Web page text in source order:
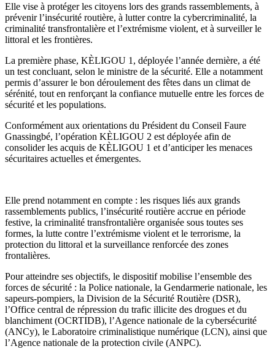
Elle vise à protéger les citoyens lors des grands rassemblements, à
prévenir l’insécurité routière, à lutter contre la cybercriminalité, la
criminalité transfrontalière et l’extrémisme violent, et à surveiller le
littoral et les frontières.
La première phase, KÈLIGOU 1, déployée l’année dernière, a été
un test concluant, selon le ministre de la sécurité. Elle a notamment
permis d’assurer le bon déroulement des fêtes dans un climat de
sérénité, tout en renforçant la confiance mutuelle entre les forces de
sécurité et les populations.
Conformément aux orientations du Président du Conseil Faure
Gnassingbé, l’opération KÈLIGOU 2 est déployée afin de
consolider les acquis de KÈLIGOU 1 et d’anticiper les menaces
sécuritaires actuelles et émergentes.
Elle prend notamment en compte : les risques liés aux grands
rassemblements publics, l’insécurité routière accrue en période
festive, la criminalité transfrontalière organisée sous toutes ses
formes, la lutte contre l’extrémisme violent et le terrorisme, la
protection du littoral et la surveillance renforcée des zones
frontalières.
Pour atteindre ses objectifs, le dispositif mobilise l’ensemble des
forces de sécurité : la Police nationale, la Gendarmerie nationale, les
sapeurs-pompiers, la Division de la Sécurité Routière (DSR),
l’Office central de répression du trafic illicite des drogues et du
blanchiment (OCRTIDB), l’Agence nationale de la cybersécurité
(ANCy), le Laboratoire criminalistique numérique (LCN), ainsi que
l’Agence nationale de la protection civile (ANPC).